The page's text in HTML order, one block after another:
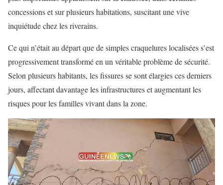
concessions et sur plusieurs habitations, suscitant une vive
inquiétude chez les riverains.
Ce qui n’était au départ que de simples craquelures localisées s’est
progressivement transformé en un véritable problème de sécurité.
Selon plusieurs habitants, les fissures se sont élargies ces derniers
jours, affectant davantage les infrastructures et augmentant les
risques pour les familles vivant dans la zone.